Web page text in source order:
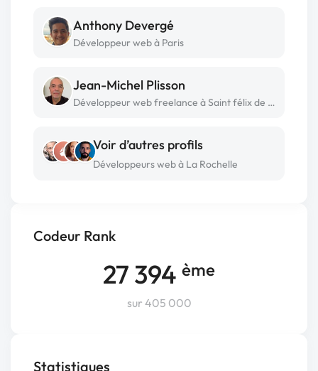
Codeur Rank
27 394 ème
sur 405 000
Statistiques
Anthony Devergé
Développeur web à Paris
Jean-Michel Plisson
Développeur web freelance à Saint félix de lodez
Voir d’autres profils
Développeurs web à La Rochelle